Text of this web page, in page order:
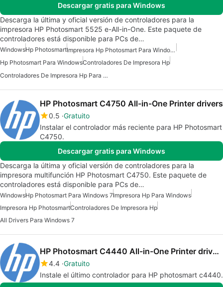
Descargar gratis para Windows
Descarga la última y oficial versión de controladores para la
impresora HP Photosmart 5525 e-All-in-One. Este paquete de
controladores está disponible para PCs de…
WindowsHp Photosmart
Impresora Hp Photosmart Para Windows 10
Hp Photosmart Para WindowsControladores De Impresora Hp
Controladores De Impresora Hp Para Windows 7
HP Photosmart C4750 All-in-One Printer drivers
0.5 Gratuito
Instalar el controlador más reciente para HP Photosmart
C4750.
Descargar gratis para Windows
Descarga la última y oficial versión de controladores para la
impresora multifunción HP Photosmart C4750. Este paquete de
controladores está disponible para PCs de…
WindowsHp Photosmart Para Windows 7Impresora Hp Para Windows
Impresora Hp PhotosmartControladores De Impresora Hp
All Drivers Para Windows 7
HP Photosmart C4440 All-in-One Printer drivers
4.4 Gratuito
Instale el último controlador para HP photosmart c4440.